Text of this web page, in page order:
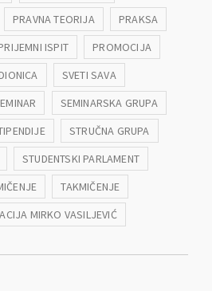
PRAVNA TEORIJA
PRAKSA
ISPIT
PROMOCIJA
SVETI SAVA
SEMINARSKA GRUPA
STRUČNA GRUPA
STUDENTSKI PARLAMENT
TAKMIČENJE
MIRKO VASILJEVIĆ